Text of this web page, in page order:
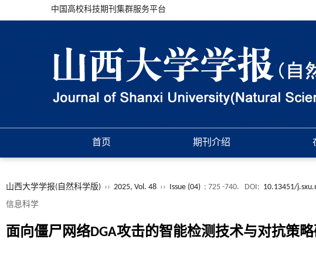
中国高校科技期刊集群服务平台
首页 期刊介绍
山西大学学报(自然科学版) ›› 2025, Vol. 48 ›› Issue (04) : 725 -740. DOI: 10.13451/
信息科学
面向僵尸网络DGA攻击的智能检测技术与对抗策